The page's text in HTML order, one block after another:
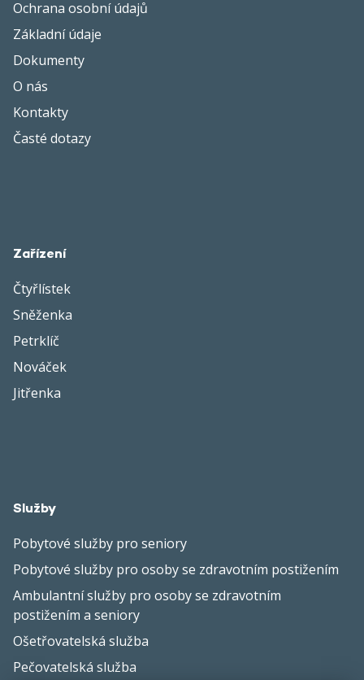
Ochrana osobní údajů
Základní údaje
Dokumenty
O nás
Kontakty
Časté dotazy
Zařízení
Čtyřlístek
Sněženka
Petrklíč
Nováček
Jitřenka
Služby
Pobytové služby pro seniory
Pobytové služby pro osoby se zdravotním postižením
Ambulantní služby pro osoby se zdravotním
postižením a seniory
Ošetřovatelská služba
Pečovatelská služba